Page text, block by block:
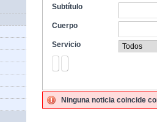
Subtítulo
Cuerpo
Servicio
Ninguna noticia coincide